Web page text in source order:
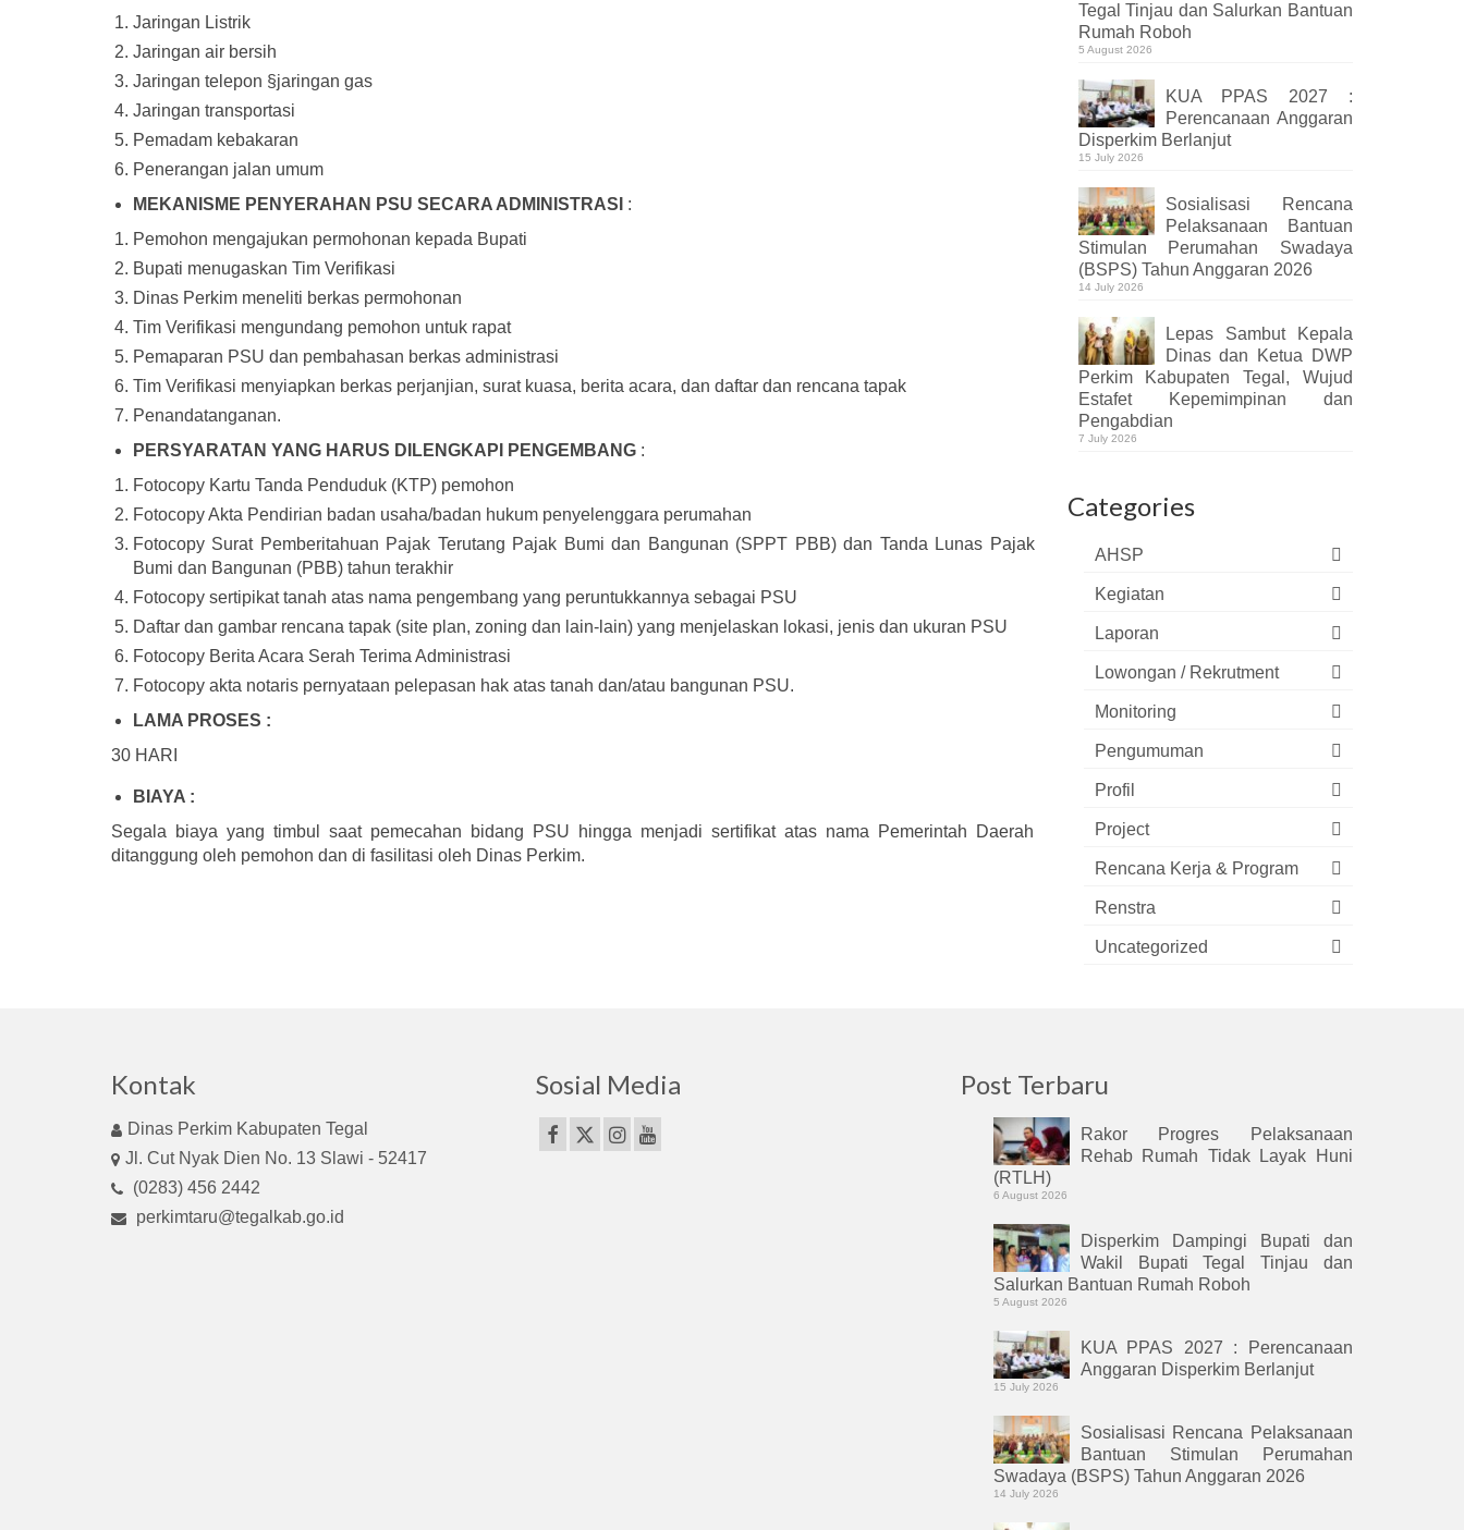
Jaringan Listrik
Jaringan air bersih
Jaringan telepon §jaringan gas
Jaringan transportasi
Pemadam kebakaran
Penerangan jalan umum
MEKANISME PENYERAHAN PSU SECARA ADMINISTRASI :
Pemohon mengajukan permohonan kepada Bupati
Bupati menugaskan Tim Verifikasi
Dinas Perkim meneliti berkas permohonan
Tim Verifikasi mengundang pemohon untuk rapat
Pemaparan PSU dan pembahasan berkas administrasi
Tim Verifikasi menyiapkan berkas perjanjian, surat kuasa, berita acara, dan daftar dan rencana tapak
Penandatanganan.
PERSYARATAN YANG HARUS DILENGKAPI PENGEMBANG :
Fotocopy Kartu Tanda Penduduk (KTP) pemohon
Fotocopy Akta Pendirian badan usaha/badan hukum penyelenggara perumahan
Fotocopy Surat Pemberitahuan Pajak Terutang Pajak Bumi dan Bangunan (SPPT PBB) dan Tanda Lunas Pajak
Bumi dan Bangunan (PBB) tahun terakhir
Fotocopy sertipikat tanah atas nama pengembang yang peruntukkannya sebagai PSU
Daftar dan gambar rencana tapak (site plan, zoning dan lain-lain) yang menjelaskan lokasi, jenis dan ukuran PSU
Fotocopy Berita Acara Serah Terima Administrasi
Fotocopy akta notaris pernyataan pelepasan hak atas tanah dan/atau bangunan PSU.
LAMA PROSES :
30 HARI
BIAYA :
Segala biaya yang timbul saat pemecahan bidang PSU hingga menjadi sertifikat atas nama Pemerintah Daerah
ditanggung oleh pemohon dan di fasilitasi oleh Dinas Perkim.
Tegal Tinjau dan Salurkan Bantuan
Rumah Roboh
5 August 2026
KUA PPAS 2027 :
Perencanaan Anggaran
Disperkim Berlanjut
15 July 2026
Sosialisasi Rencana
Pelaksanaan Bantuan
Stimulan Perumahan Swadaya
(BSPS) Tahun Anggaran 2026
14 July 2026
Lepas Sambut Kepala
Dinas dan Ketua DWP
Perkim Kabupaten Tegal, Wujud
Estafet Kepemimpinan dan
Pengabdian
7 July 2026
Categories
AHSP
Kegiatan
Laporan
Lowongan / Rekrutment
Monitoring
Pengumuman
Profil
Project
Rencana Kerja & Program
Renstra
Uncategorized
Kontak
Dinas Perkim Kabupaten Tegal
Jl. Cut Nyak Dien No. 13 Slawi - 52417
(0283) 456 2442
perkimtaru@tegalkab.go.id
Sosial Media Post Terbaru
Rakor Progres Pelaksanaan
Rehab Rumah Tidak Layak Huni
(RTLH)
6 August 2026
Disperkim Dampingi Bupati dan
Wakil Bupati Tegal Tinjau dan
Salurkan Bantuan Rumah Roboh
5 August 2026
KUA PPAS 2027 : Perencanaan
Anggaran Disperkim Berlanjut
15 July 2026
Sosialisasi Rencana Pelaksanaan
Bantuan Stimulan Perumahan
Swadaya (BSPS) Tahun Anggaran 2026
14 July 2026